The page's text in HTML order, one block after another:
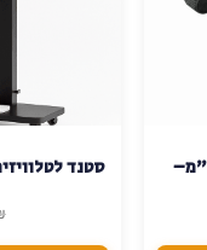
טלוויזיה ומחשב 29 ס"מ–
זה